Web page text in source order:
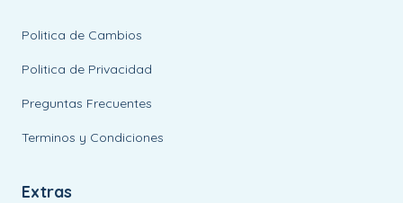
Politica de Cambios
Politica de Privacidad
Preguntas Frecuentes
Terminos y Condiciones
Extras